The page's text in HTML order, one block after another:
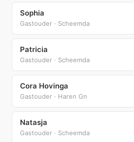
Sophia
Gastouder · Scheemda
Patricia
Gastouder · Scheemda
Cora Hovinga
Gastouder · Haren Gn
Natasja
Gastouder · Scheemda